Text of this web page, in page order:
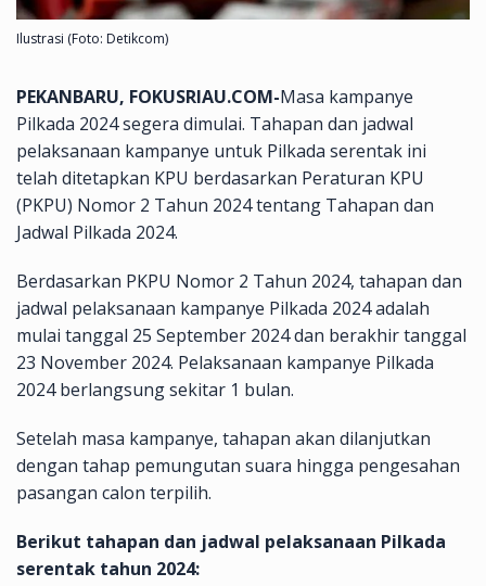
Ilustrasi (Foto: Detikcom)
PEKANBARU, FOKUSRIAU.COM-Masa kampanye
Pilkada 2024 segera dimulai. Tahapan dan jadwal
pelaksanaan kampanye untuk Pilkada serentak ini
telah ditetapkan KPU berdasarkan Peraturan KPU
(PKPU) Nomor 2 Tahun 2024 tentang Tahapan dan
Jadwal Pilkada 2024.
Berdasarkan PKPU Nomor 2 Tahun 2024, tahapan dan
jadwal pelaksanaan kampanye Pilkada 2024 adalah
mulai tanggal 25 September 2024 dan berakhir tanggal
23 November 2024. Pelaksanaan kampanye Pilkada
2024 berlangsung sekitar 1 bulan.
Setelah masa kampanye, tahapan akan dilanjutkan
dengan tahap pemungutan suara hingga pengesahan
pasangan calon terpilih.
Berikut tahapan dan jadwal pelaksanaan Pilkada
serentak tahun 2024: